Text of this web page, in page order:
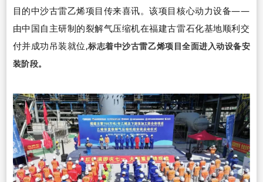
目的中沙古雷乙烯项目传来喜讯。该项目核心动力设备——
由中国自主研制的裂解气压缩机在福建古雷石化基地顺利交
付并成功吊装就位,标志着中沙古雷乙烯项目全面进入动设备安
装阶段。